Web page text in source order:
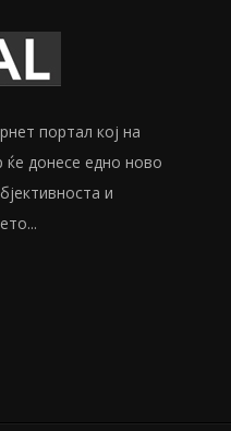
портал кој на
ќе донесе едно ново
и